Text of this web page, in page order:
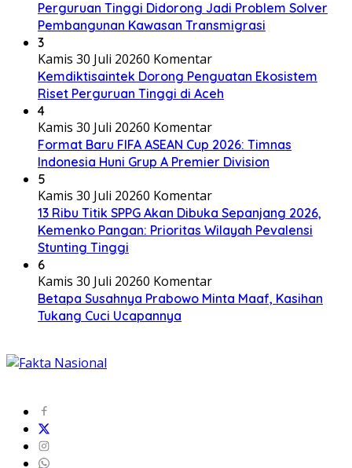
Perguruan Tinggi Didorong Jadi Problem Solver
Pembangunan Kawasan Transmigrasi
3
Kamis 30 Juli 20260 Komentar
Kemdiktisaintek Dorong Penguatan Ekosistem
Riset Perguruan Tinggi di Aceh
4
Kamis 30 Juli 20260 Komentar
Format Baru FIFA ASEAN Cup 2026: Timnas
Indonesia Huni Grup A Premier Division
5
Kamis 30 Juli 20260 Komentar
13 Ribu Titik SPPG Akan Dibuka Sepanjang 2026,
Kemenko Pangan: Prioritas Wilayah Pevalensi
Stunting Tinggi
6
Kamis 30 Juli 20260 Komentar
Betapa Susahnya Prabowo Minta Maaf, Kasihan
Tukang Cuci Ucapannya